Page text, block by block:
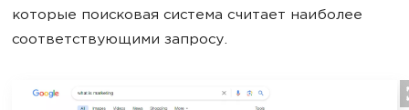
которые поисковая система считает наиболее
соответствующими запросу.